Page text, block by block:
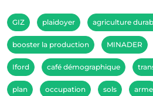
GIZ plaidoyer agriculture
booster la production MINADER
Iford café démographique
plan occupation sols arme